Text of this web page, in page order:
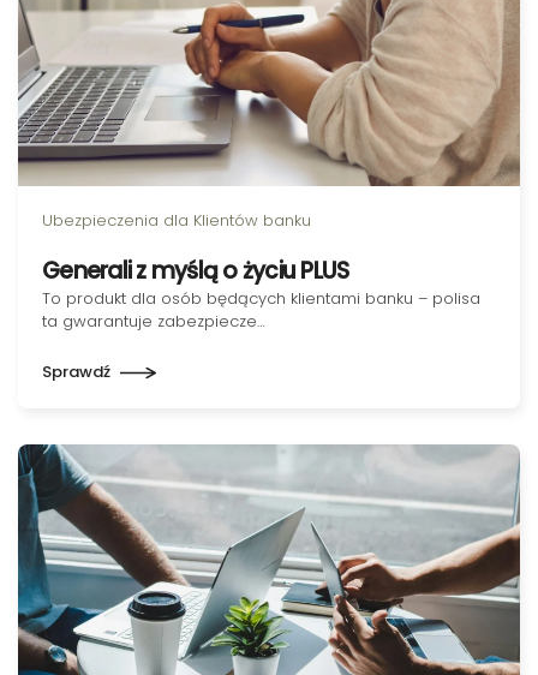
Ubezpieczenia dla Klientów banku
Generali z myślą o życiu PLUS
To produkt dla osób będących klientami banku – polisa
ta gwarantuje zabezpiecze…
Sprawdź